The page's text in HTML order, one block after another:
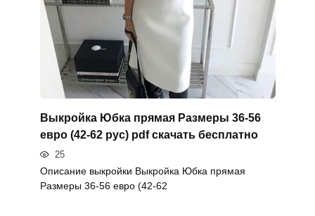
Выкройка Юбка прямая Размеры 36-56
евро (42-62 рус) pdf скачать бесплатно
25
Описание выкройки Выкройка Юбка прямая
Размеры 36-56 евро (42-62